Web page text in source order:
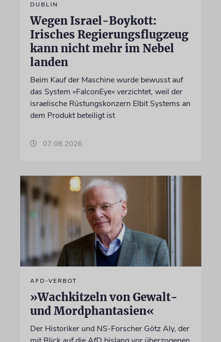
DUBLIN
Wegen Israel-Boykott:
Irisches Regierungsflugzeug
kann nicht mehr im Nebel
landen
Beim Kauf der Maschine wurde bewusst auf
das System »FalconEye« verzichtet, weil der
israelische Rüstungskonzern Elbit Systems an
dem Produkt beteiligt ist
07.08.2026
AFD-VERBOT
»Wachkitzeln von Gewalt-
und Mordphantasien«
Der Historiker und NS-Forscher Götz Aly, der